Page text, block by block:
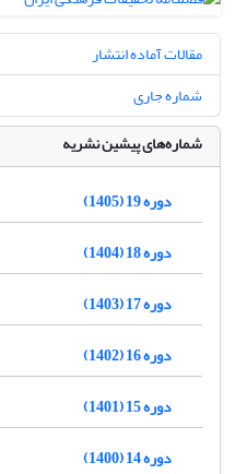
مقالات آماده انتشار
شماره جاری
شماره‌های پیشین نشریه
دوره 19 (1405)
دوره 18 (1404)
دوره 17 (1403)
دوره 16 (1402)
دوره 15 (1401)
دوره 14 (1400)